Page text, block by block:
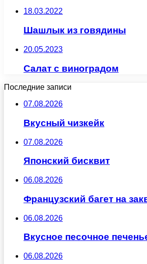
18.03.2022
Шашлык из говядины
20.05.2023
Салат с виноградом
Последние записи
07.08.2026
Вкусный чизкейк
07.08.2026
Японский бисквит
06.08.2026
Французский багет на
06.08.2026
Вкусное песочное
06.08.2026